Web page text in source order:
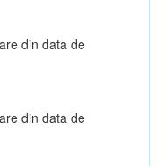
din data de
din data de